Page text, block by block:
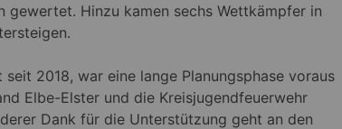
gewertet. Hinzu kamen sechs Wettkämpfer in
2018, war eine lange Planungsphase voraus
Elbe-Elster und die Kreisjugendfeuerwehr
Dank für die Unterstützung geht an den